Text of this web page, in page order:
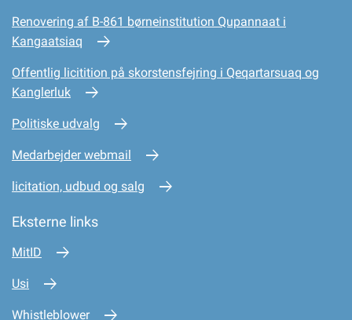
Renovering af B-861 børneinstitution Qupannaat i
Kangaatsiaq
Offentlig licitition på skorstensfejring i Qeqartarsuaq og
Kanglerluk
Politiske udvalg
Medarbejder webmail
licitation, udbud og salg
Eksterne links
MitID
Usi
Whistleblower